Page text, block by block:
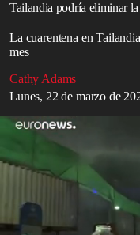
Tailandia podría eliminar
La cuarentena en
mes
Cathy Adams
Lunes, 22 de marzo de
Ciudadanos se
Read in English
podría eliminar
del 1 de octubre, ya que
recuperarse del
COVID-19